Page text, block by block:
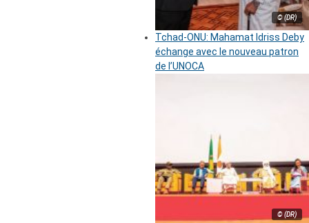
© (DR)
Tchad-ONU: Mahamat Idriss Deby
échange avec le nouveau patron
de l’UNOCA
© (DR)